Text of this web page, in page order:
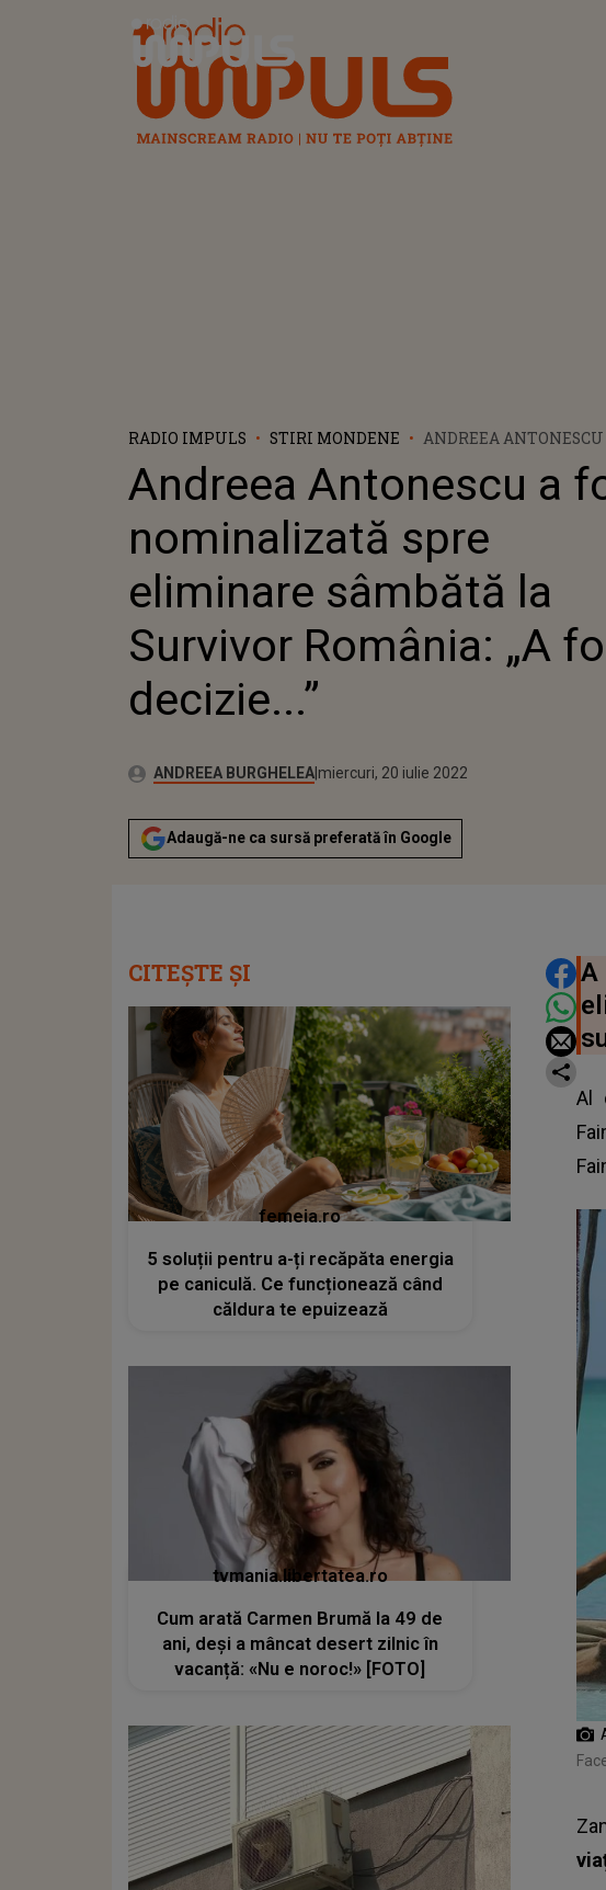
Radio Impuls
RADIO IMPULS STIRI MONDENE
ANDREEA ANTONESCU
ELIMINARE SÂMBĂTĂ
SURVIVOR ROMÂNIA: „A
DECIZIE...”
Andreea Antonescu a
nominalizată spre
eliminare sâmbătă la
Survivor România: „A
decizie...”
Autor:ANDREEA BURGHELEAPublicat:
sâmbătă, 13 martie 2021
Actualizat:
miercuri, 20 iulie 2022
Adaugă-ne ca sursă preferată în Google
Al
CITEȘTE ȘI
femeia.ro
5 soluții pentru a-ți recăpăta energia
pe caniculă. Ce funcționează când
căldura te epuizează
tvmania.libertatea.ro
Cum arată Carmen Brumă la 49 de
ani, deși a mâncat desert zilnic în
vacanță: «Nu e noroc!» [FOTO]